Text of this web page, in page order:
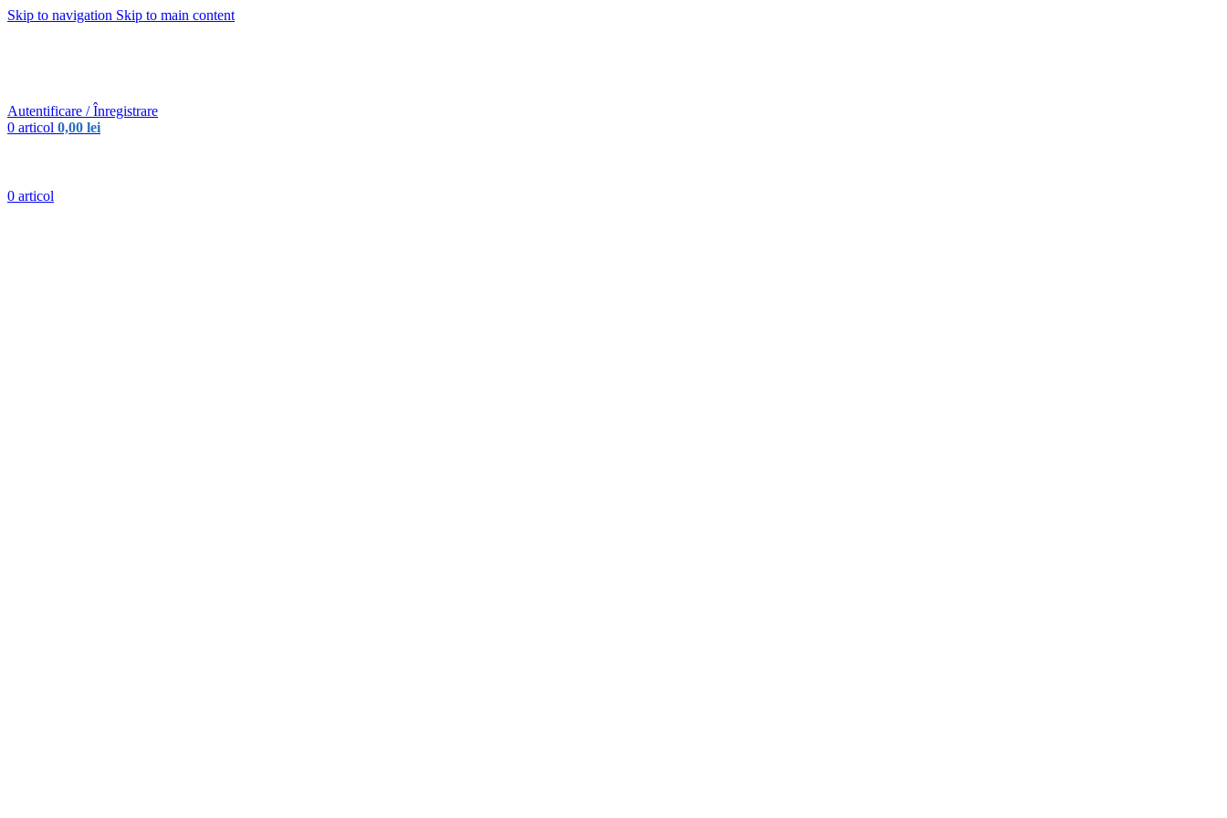
Skip to navigation Skip to main content
Autentificare / Înregistrare
0 articol 0,00 lei
0 articol